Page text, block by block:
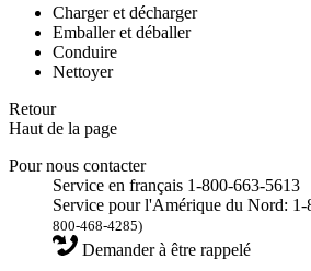
Charger et décharger
Emballer et déballer
Conduire
Nettoyer
Retour
Haut de la page
Pour nous contacter
Service en français 1-800-663-5613
Service pour l'Amérique du Nord:
800-468-4285)
Demander à être rappelé